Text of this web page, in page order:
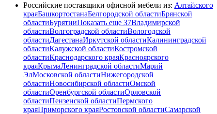
Российские поставщики офисной мебели из: Алтайского
краяБашкортостанаБелгородской областиБрянской
областиБурятииПоказать еще 37Владимирской
областиВолгоградской областиВологодской
областиДагестанаИркутской областиКалининградской
областиКалужской областиКостромской
областиКраснодарского краяКрасноярского
краяКрымаЛенинградской областиМарий
ЭлМосковской областиНижегородской
областиНовосибирской областиОмской
областиОренбургской областиОрловской
областиПензенской областиПермского
краяПриморского краяРостовской областиСамарской